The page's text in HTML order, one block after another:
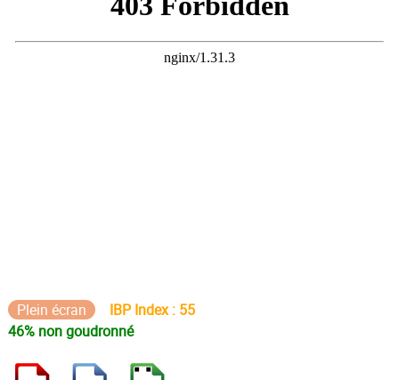
Plein écran
IBP Index : 55
46% non goudronné